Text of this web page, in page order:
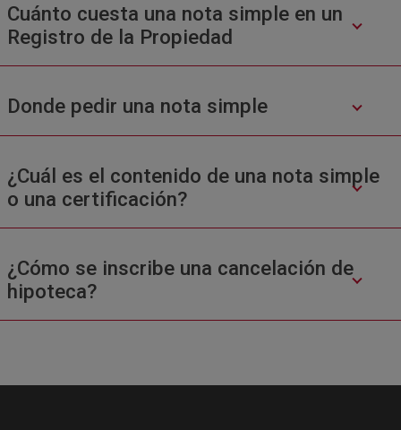
Cuánto cuesta una nota simple en un
Registro de la Propiedad
Donde pedir una nota simple
¿Cuál es el contenido de una nota simple
o una certificación?
¿Cómo se inscribe una cancelación de
hipoteca?